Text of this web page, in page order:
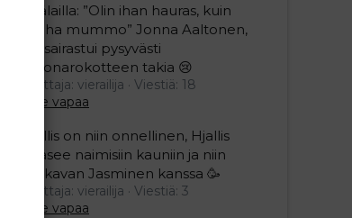
Sillälailla: ”Olin ihan hauras, kuin
vanha mummo” Jonna Aaltonen,
46, sairastui pysyvästi
koronarokotteen takia 😢
Aloittaja: vierailija
Viestiä: 18
Aihe vapaa
Hjallis on niin onnellinen, Hjallis
pääsee naimisiin kauniin ja niin
mukavan Jasminen kanssa 🥳
Aloittaja: vierailija
Viestiä: 3
Aihe vapaa